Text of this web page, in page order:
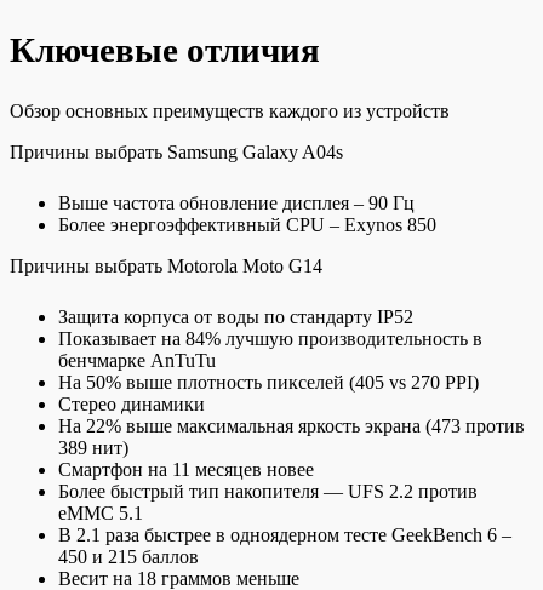
Ключевые отличия
Обзор основных преимуществ каждого из устройств
Причины выбрать Samsung Galaxy A04s
Выше частота обновление дисплея – 90 Гц
Более энергоэффективный CPU – Exynos 850
Причины выбрать Motorola Moto G14
Защита корпуса от воды по стандарту IP52
Показывает на 84% лучшую производительность в
бенчмарке AnTuTu
На 50% выше плотность пикселей (405 vs 270 PPI)
Стерео динамики
На 22% выше максимальная яркость экрана (473 против
389 нит)
Смартфон на 11 месяцев новее
Более быстрый тип накопителя — UFS 2.2 против
eMMC 5.1
В 2.1 раза быстрее в одноядерном тесте GeekBench 6 –
450 и 215 баллов
Весит на 18 граммов меньше